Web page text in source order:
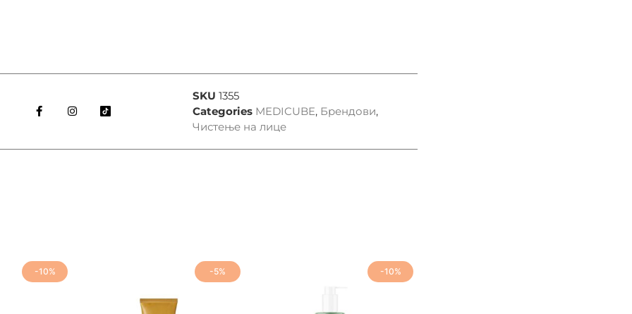
SKU 1355
Categories MEDICUBE, Брендови,
Чистење на лице
-10% -5% -10%